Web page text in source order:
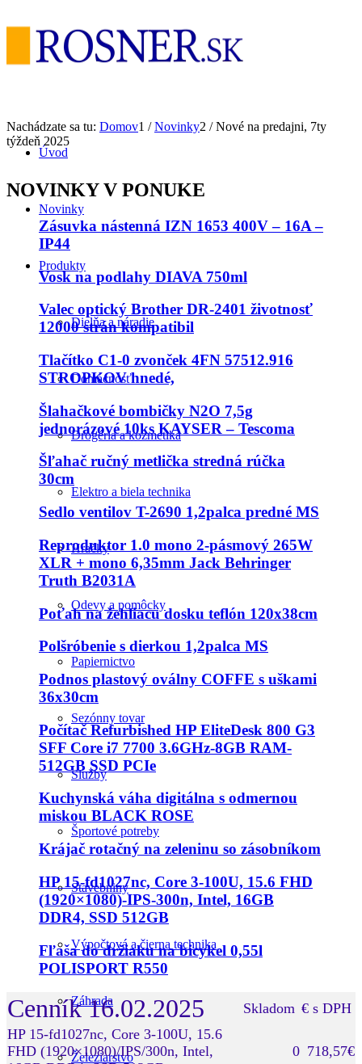
Úvod
Novinky
Produkty
Dielňa a náradie
Domácnosť
Drogéria a kozmetika
Elektro a biela technika
Hračky
Odevy a pomôcky
Papiernictvo
Sezónny tovar
Služby
Športové potreby
Stavebniny
Výpočtová a čierna technika
Záhrada
Železiarstvo
Nachádzate sa tu: Domov1 / Novinky2 / Nové na predajni, 7ty
týždeň 2025
NOVINKY V PONUKE
Zásuvka nástenná IZN 1653 400V – 16A –
IP44
Vosk na podlahy DIAVA 750ml
Valec optický Brother DR-2401 životnosť
12000 strán kompatibil
Tlačítko C1-0 zvonček 4FN 57512.916
STROPKOV hnedé,
Šlahačkové bombičky N2O 7,5g
jednorázové 10ks KAYSER – Tescoma
Šľahač ručný metlička stredná rúčka
30cm
Sedlo ventilov T-2690 1,2palca predné MS
Reproduktor 1.0 mono 2-pásmový 265W
XLR + mono 6,35mm Jack Behringer
Truth B2031A
Poťah na žehliacu dosku teflón 120x38cm
Polšróbenie s dierkou 1,2palca MS
Podnos plastový oválny COFFE s uškami
36x30cm
Počítač Refurbished HP EliteDesk 800 G3
SFF Core i7 7700 3.6GHz-8GB RAM-
512GB SSD PCIe
Kuchynská váha digitálna s odmernou
miskou BLACK ROSE
Krájač rotačný na zeleninu so zásobníkom
HP 15-fd1027nc, Core 3-100U, 15.6 FHD
(1920×1080)-IPS-300n, Intel, 16GB
DDR4, SSD 512GB
Fľaša do držiaku na bicykel 0,55l
POLISPORT R550
Cenník 16.02.2025 Skladom € s DPH
HP 15-fd1027nc, Core 3-100U, 15.6
FHD (1920×1080)/IPS/300n, Intel,
0 718,57€